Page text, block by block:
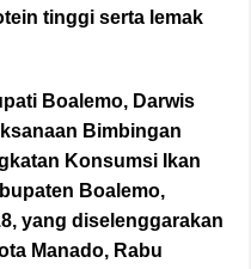
tinggi serta lemak
Boalemo, Darwis
Bimbingan
Konsumsi Ikan
Boalemo,
yang diselenggarakan
Manado, Rabu